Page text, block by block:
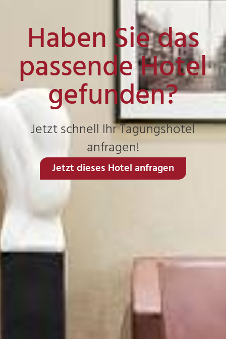
Haben Sie das
passende Hotel
gefunden?
Jetzt schnell Ihr Tagungshotel
anfragen!
Jetzt dieses Hotel anfragen